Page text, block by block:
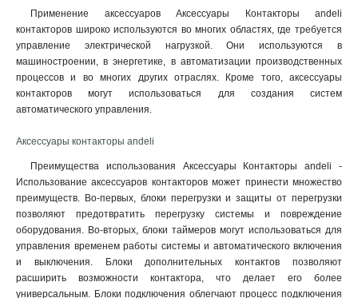
Применение аксессуаров Аксессуары Контакторы andeli
контакторов широко используются во многих областях, где требуется
управление электрической нагрузкой. Они используются в
машиностроении, в энергетике, в автоматизации производственных
процессов и во многих других отраслях. Кроме того, аксессуары
контакторов могут использоваться для создания систем
автоматического управления.
Аксессуары контакторы andeli
Преимущества использования Аксессуары Контакторы andeli -
Использование аксессуаров контакторов может принести множество
преимуществ. Во-первых, блоки перегрузки и защиты от перегрузки
позволяют предотвратить перегрузку системы и повреждение
оборудования. Во-вторых, блоки таймеров могут использоваться для
управления временем работы системы и автоматического включения
и выключения. Блоки дополнительных контактов позволяют
расширить возможности контактора, что делает его более
универсальным. Блоки подключения облегчают процесс подключения